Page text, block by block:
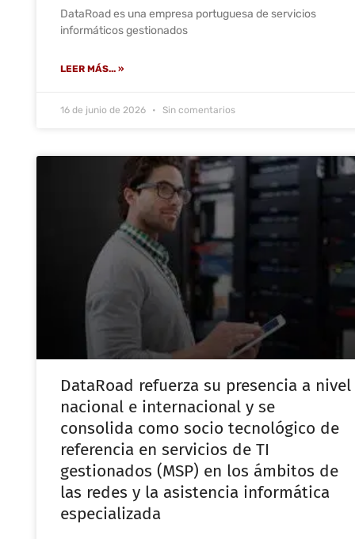
DataRoad es una empresa portuguesa de servicios
informáticos gestionados
LEER MÁS... »
16 de junio de 2026 Sin comentarios
DataRoad refuerza su presencia a nivel
nacional e internacional y se
consolida como socio tecnológico de
referencia en servicios de TI
gestionados (MSP) en los ámbitos de
las redes y la asistencia informática
especializada